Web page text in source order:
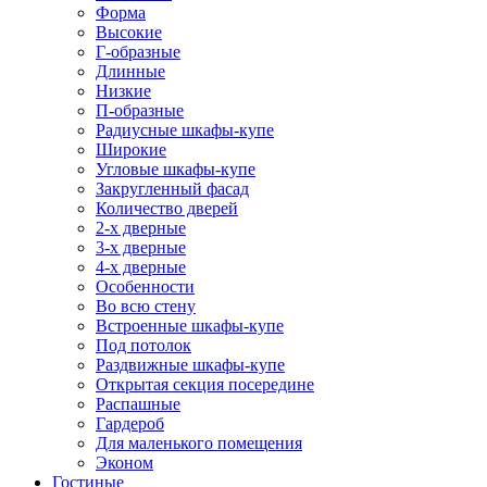
Форма
Высокие
Г-образные
Длинные
Низкие
П-образные
Радиусные шкафы-купе
Широкие
Угловые шкафы-купе
Закругленный фасад
Количество дверей
2-х дверные
3-х дверные
4-х дверные
Особенности
Во всю стену
Встроенные шкафы-купе
Под потолок
Раздвижные шкафы-купе
Открытая секция посередине
Распашные
Гардероб
Для маленького помещения
Эконом
Гостиные